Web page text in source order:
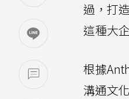
過，打
這種大
根據
溝通文